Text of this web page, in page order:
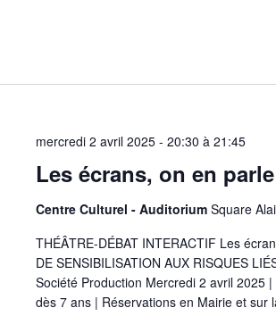
Les écrans, on en
mercredi 2 avril 2025 - 20:30 à 21:45
Centre Culturel - Auditorium Square
THÉÂTRE-DÉBAT INTERACTIF Les
DE SENSIBILISATION AUX RISQUES
Société Production Mercredi 2 avril 2025
dès 7 ans | Réservations en Mairie et